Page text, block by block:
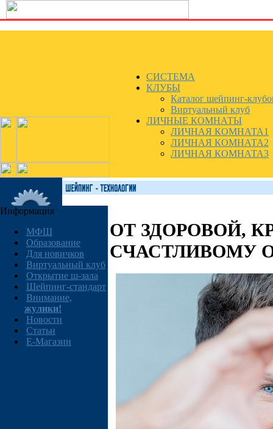
СИСТЕМА
КЛУБЫ
Каталог шейпинг-
Виртуальный клуб
ЛИЧНЫЕ КОМНАТЫ
ЛИЧНАЯ КОМНАТА1
ЛИЧНАЯ КОМНАТА2
ЛИЧНАЯ КОМНАТА3
Информация
МФШ
Образование
Для новичков
Виртуальный клуб
Открытие ш-зала
Шейпинг-стандарт
Внимание,
жулики!
Новости
Статьи
E-Магазин
ОТ ЗДОРОВОЙ,
СЧАСТЛИВОМУ